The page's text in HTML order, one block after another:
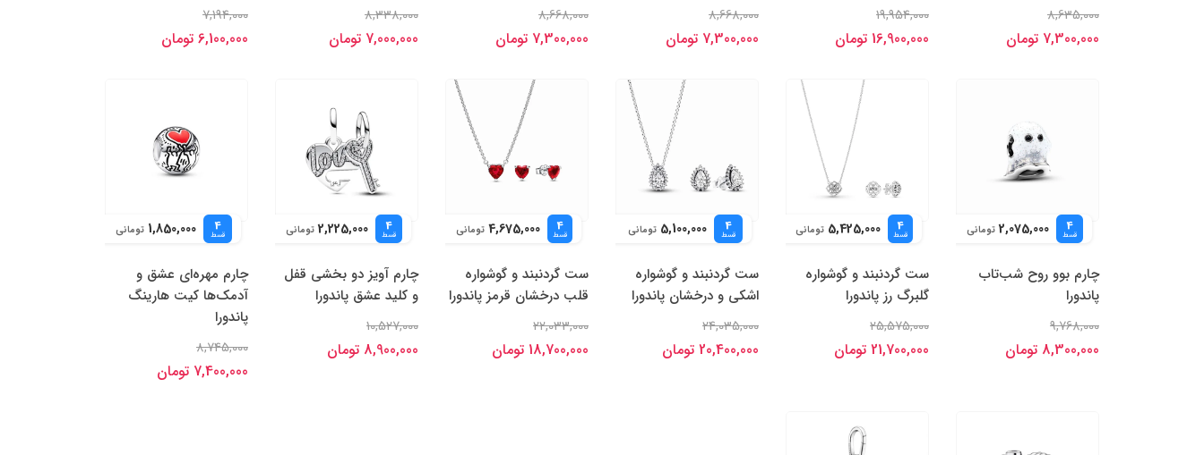
8,635,000
7,300,000 تومان
19,954,000
16,900,000 تومان
8,668,000
7,300,000 تومان
8,668,000
7,300,000 تومان
8,338,000
7,000,000 تومان
7,194,000
6,100,000 تومان
4
قسط 2,075,000 تومانی
چارم بوو روح شب‌تاب
پاندورا
9,768,000
8,300,000 تومان
4
قسط 5,425,000 تومانی
ست گردنبند و گوشواره
گلبرگ رز پاندورا
25,575,000
21,700,000 تومان
4
قسط 5,100,000 تومانی
ست گردنبند و گوشواره
اشکی و درخشان پاندورا
24,035,000
20,400,000 تومان
4
قسط 4,675,000 تومانی
ست گردنبند و گوشواره
قلب درخشان قرمز پاندورا
22,033,000
18,700,000 تومان
4
قسط 2,225,000 تومانی
چارم آویز دو بخشی قفل
و کلید عشق پاندورا
10,527,000
8,900,000 تومان
4
قسط 1,850,000 تومانی
چارم مهره‌ای عشق و
آدمک‌ها کیت هارینگ
پاندورا
8,745,000
7,400,000 تومان